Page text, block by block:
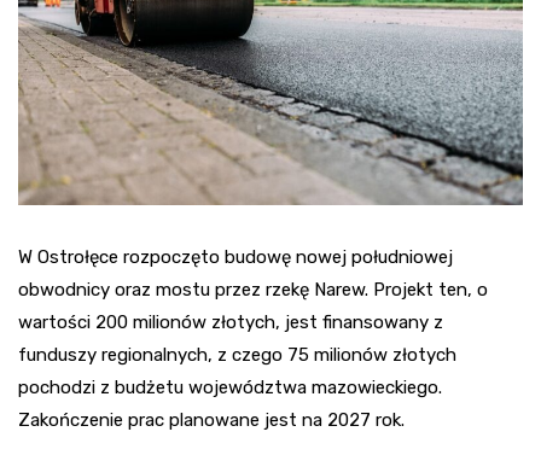
W Ostrołęce rozpoczęto budowę nowej południowej
obwodnicy oraz mostu przez rzekę Narew. Projekt ten, o
wartości 200 milionów złotych, jest finansowany z
funduszy regionalnych, z czego 75 milionów złotych
pochodzi z budżetu województwa mazowieckiego.
Zakończenie prac planowane jest na 2027 rok.